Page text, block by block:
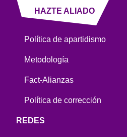
HAZTE ALIADO
Política de apartidismo
Metodología
Fact-Alianzas
Política de corrección
REDES